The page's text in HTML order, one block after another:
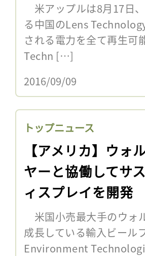
米アップルは8月17日
る中国のLens
される電力を全て再生可
Techn […]
2016/09/09
トップニュース
【アメリカ】ウォ
ヤーと協働してサ
ィスプレイを開発
米国小売最大手のウォ
成長している輸入ビー
Environment